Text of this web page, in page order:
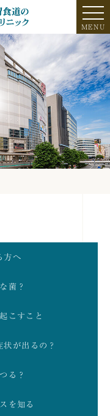
MENU
方へ
菌？
こすこと
が出るの？
る？
を知る